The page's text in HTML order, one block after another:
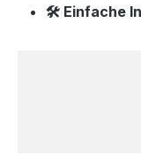
🛠️ Einfache